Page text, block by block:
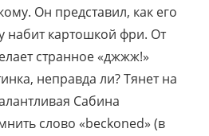
Он представил, как его
набит картошкой фри. От
странное «джжж!»
неправда ли? Тянет на
Сабина
слово «beckoned» (в